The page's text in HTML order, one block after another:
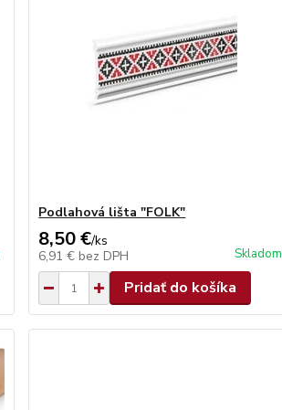
Podlahová lišta "FOLK"
8,50 €/ks
6,91 € bez DPH Skladom
Pridať do košíka